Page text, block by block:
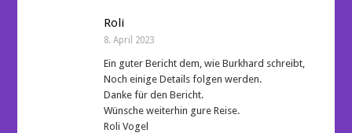
Roli
8. April 2023
Ein guter Bericht dem, wie Burkhard schreibt,
Noch einige Details folgen werden.
Danke für den Bericht.
Wünsche weiterhin gure Reise.
Roli Vogel